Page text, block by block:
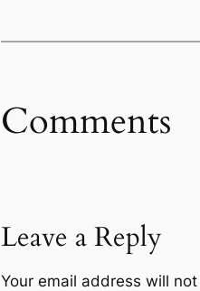
Comments
Leave a Reply
Your email address will